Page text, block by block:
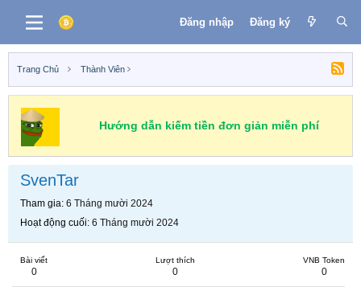
Đăng nhập Đăng ký
Trang Chủ Thành Viên
Hướng dẫn kiếm tiền đơn giản miễn phí
SvenTar
Tham gia 6 Tháng mười 2024
Hoạt động cuối 6 Tháng mười 2024
Bài viết
0
Lượt thích
0
VNB Token
0